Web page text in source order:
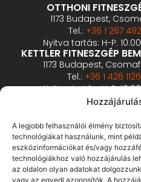
A legjobb felhasználói élmény
technológiákat használunk, mint
eszközinformációkat és/vagy
technológiákhoz való hozzájárulás
az oldalon olyan adatokat
vagy az egyedi azonosítók. A
OTTHONI
1173 Budapest,
Tel.: +36 1 267
Nyitva tartás: H-P:
KETTLER FITNESZGÉP
1173 Budapest,
Tel.: +36 1 426 1126
Nyitva tartás: H-P:
PROFESSZIONÁLIS
2360 Gyál,
Tel.: +36 1
Nyitva tartás: előzetes
ÁSZF